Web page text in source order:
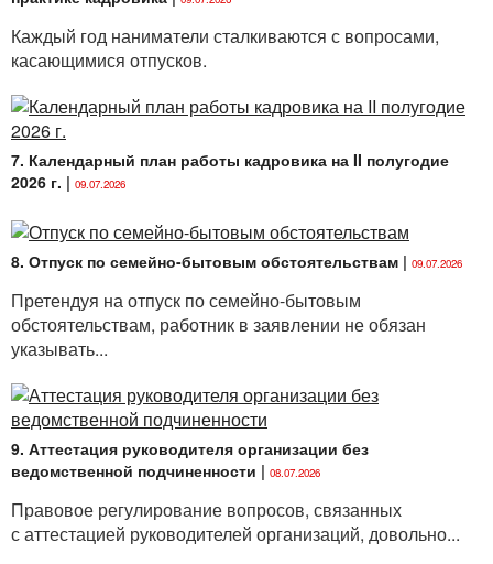
деятельность с использованием государственных
секретов, за работу в указанных подразделениях
в размере 15 % тарифной ставки (тарифного
оклада), оклада, должностного оклада.
Предусмотрено, что при установлении работникам
повышений тарифных ставок (тарифных окладов)
правовыми актами указанные выше надбавки
устанавливаются от суммы тарифной ставки
Постановлением № 134 некоторые изменения
внесены также в Положение о порядке
предоставления компенсационных выплат
гражданам на период действия временного
ограничения их права на выезд из Республики
Беларусь и установления надбавок от оклада
работникам на период их доступа к государственным
секретам и работникам подразделений по защите
государственных секретов за стаж работы
в указанных подразделениях, утвержденное
Каждый год наниматели сталкиваются с вопросами,
касающимися отпусков.
7. Календарный план работы кадровика на II полугодие
2026 г. | 09.07.2026
8. Отпуск по семейно-бытовым обстоятельствам | 09.07.2026
Претендуя на отпуск по семейно-бытовым
обстоятельствам, работник в заявлении не обязан
указывать...
9. Аттестация руководителя организации без
ведомственной подчиненности | 08.07.2026
Правовое регулирование вопросов, связанных
с аттестацией руководителей организаций, довольно...